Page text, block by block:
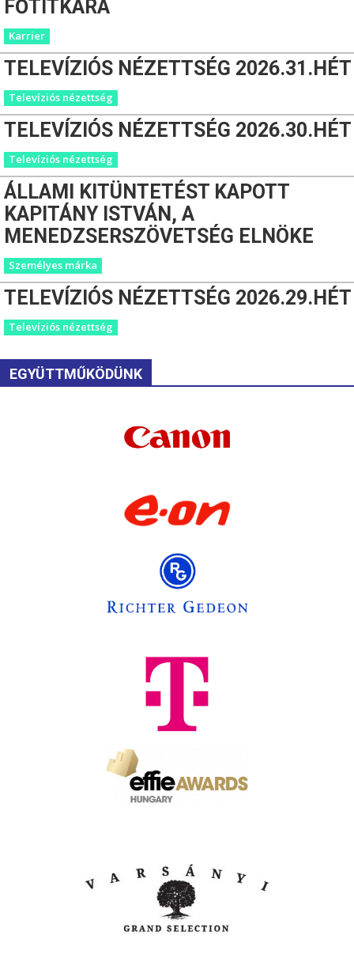
FŐTITKÁRA
Karrier
TELEVÍZIÓS NÉZETTSÉG 2026.31.HÉT
Televíziós nézettség
TELEVÍZIÓS NÉZETTSÉG 2026.30.HÉT
Televíziós nézettség
ÁLLAMI KITÜNTETÉST KAPOTT
KAPITÁNY ISTVÁN, A
MENEDZSERSZÖVETSÉG ELNÖKE
Személyes márka
TELEVÍZIÓS NÉZETTSÉG 2026.29.HÉT
Televíziós nézettség
EGYÜTTMŰKÖDÜNK